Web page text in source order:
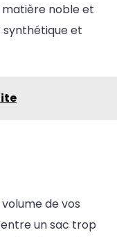
matière noble et
synthétique et
de vos
un sac trop